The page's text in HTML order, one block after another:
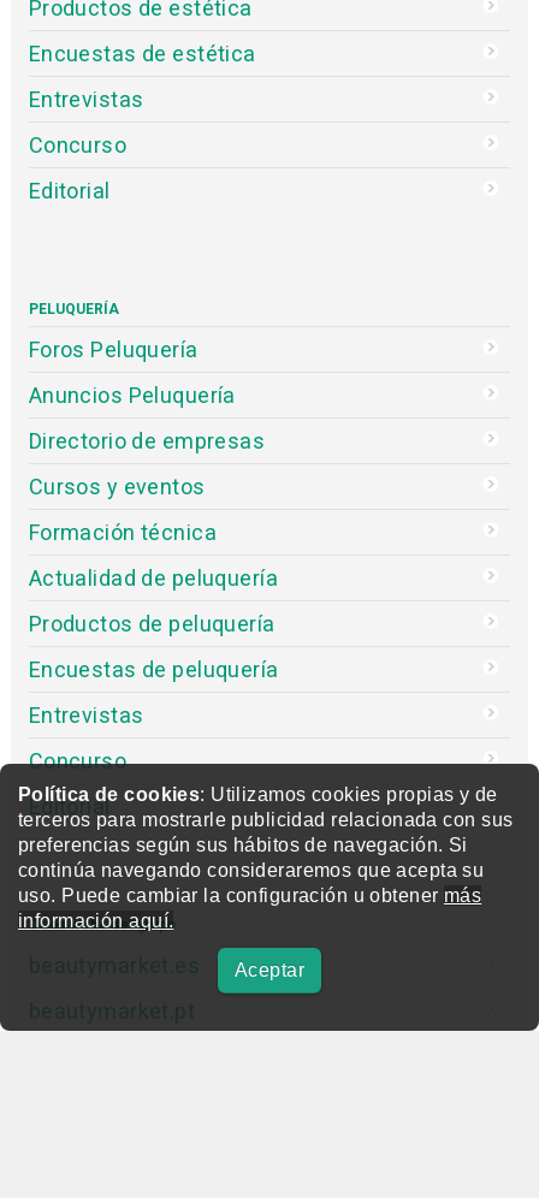
Política de cookies: Utilizamos cookies propias y de
terceros para mostrarle publicidad relacionada con sus
preferencias según sus hábitos de navegación. Si
continúa navegando consideraremos que acepta su
uso. Puede cambiar la configuración u obtener más
información aquí.
Aceptar
Productos de estética
Encuestas de estética
Entrevistas
Concurso
Editorial
PELUQUERÍA
Foros Peluquería
Anuncios Peluquería
Directorio de empresas
Cursos y eventos
Formación técnica
Actualidad de peluquería
Productos de peluquería
Encuestas de peluquería
Entrevistas
Concurso
Editorial
Otras webs del grupo
beautymarket.es
beautymarket.pt